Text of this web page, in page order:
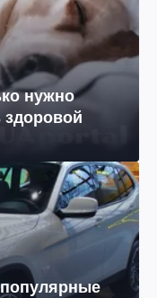
нужно
здоровой